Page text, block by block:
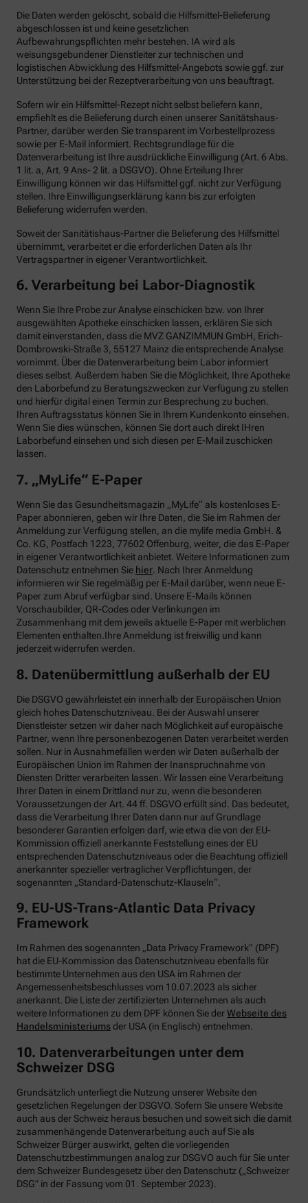
Die Daten werden gelöscht, sobald die Hilfsmittel-Belieferung
abgeschlossen ist und keine gesetzlichen
Aufbewahrungspflichten mehr bestehen. IA wird als
weisungsgebundener Dienstleiter zur technischen und
logistischen Abwicklung des Hilfsmittel-Angebots sowie ggf. zur
Unterstützung bei der Rezeptverarbeitung von uns beauftragt.
Sofern wir ein Hilfsmittel-Rezept nicht selbst beliefern kann,
empfiehlt es die Belieferung durch einen unserer Sanitätshaus-
Partner, darüber werden Sie transparent im Vorbestellprozess
sowie per E-Mail informiert. Rechtsgrundlage für die
Datenverarbeitung ist Ihre ausdrückliche Einwilligung (Art. 6 Abs.
1 lit. a, Art. 9 Ans- 2 lit. a DSGVO). Ohne Erteilung Ihrer
Einwilligung können wir das Hilfsmittel ggf. nicht zur Verfügung
stellen. Ihre Einwilligungserklärung kann bis zur erfolgten
Belieferung widerrufen werden.
Soweit der Sanitätishaus-Partner die Belieferung des Hilfsmittel
übernimmt, verarbeitet er die erforderlichen Daten als Ihr
Vertragspartner in eigener Verantwortlichkeit.
6. Verarbeitung bei Labor-Diagnostik
Wenn Sie Ihre Probe zur Analyse einschicken bzw. von Ihrer
ausgewählten Apotheke einschicken lassen, erklären Sie sich
damit einverstanden, dass die MVZ GANZIMMUN GmbH, Erich-
Dombrowski-Straße 3, 55127 Mainz die entsprechende Analyse
vornimmt. Über die Datenverarbeitung beim Labor informiert
dieses selbst. Außerdem haben Sie die Möglichkeit, Ihre Apotheke
den Laborbefund zu Beratungszwecken zur Verfügung zu stellen
und hierfür digital einen Termin zur Besprechung zu buchen.
Ihren Auftragsstatus können Sie in Ihrem Kundenkonto einsehen.
Wenn Sie dies wünschen, können Sie dort auch direkt IHren
Laborbefund einsehen und sich diesen per E-Mail zuschicken
lassen.
7. „MyLife“ E-Paper
Wenn Sie das Gesundheitsmagazin „MyLife“ als kostenloses E-
Paper abonnieren, geben wir Ihre Daten, die Sie im Rahmen der
Anmeldung zur Verfügung stellen, an die mylife media GmbH. &
Co. KG, Postfach 1223, 77602 Offenburg, weiter, die das E-Paper
in eigener Verantwortlichkeit anbietet. Weitere Informationen zum
Datenschutz entnehmen Sie hier . Nach Ihrer Anmeldung
informieren wir Sie regelmäßig per E-Mail darüber, wenn neue E-
Paper zum Abruf verfügbar sind. Unsere E-Mails können
Vorschaubilder, QR-Codes oder Verlinkungen im
Zusammenhang mit dem jeweils aktuelle E-Paper mit werblichen
Elementen enthalten.Ihre Anmeldung ist freiwillig und kann
jederzeit widerrufen werden.
8. Datenübermittlung außerhalb der EU
Die DSGVO gewährleistet ein innerhalb der Europäischen Union
gleich hohes Datenschutzniveau. Bei der Auswahl unserer
Dienstleister setzen wir daher nach Möglichkeit auf europäische
Partner, wenn Ihre personenbezogenen Daten verarbeitet werden
sollen. Nur in Ausnahmefällen werden wir Daten außerhalb der
Europäischen Union im Rahmen der Inanspruchnahme von
Diensten Dritter verarbeiten lassen. Wir lassen eine Verarbeitung
Ihrer Daten in einem Drittland nur zu, wenn die besonderen
Voraussetzungen der Art. 44 ff. DSGVO erfüllt sind. Das bedeutet,
dass die Verarbeitung Ihrer Daten dann nur auf Grundlage
besonderer Garantien erfolgen darf, wie etwa die von der EU-
Kommission offiziell anerkannte Feststellung eines der EU
entsprechenden Datenschutzniveaus oder die Beachtung offiziell
anerkannter spezieller vertraglicher Verpflichtungen, der
sogenannten „Standard-Datenschutz-Klauseln“.
9. EU-US-Trans-Atlantic Data Privacy
Framework
Im Rahmen des sogenannten „Data Privacy Framework” (DPF)
hat die EU-Kommission das Datenschutzniveau ebenfalls für
bestimmte Unternehmen aus den USA im Rahmen der
Angemessenheitsbeschlusses vom 10.07.2023 als sicher
anerkannt. Die Liste der zertifizierten Unternehmen als auch
weitere Informationen zu dem DPF können Sie derWebseite des
Handelsministeriumsder USA (in Englisch) entnehmen.
10. Datenverarbeitungen unter dem
Schweizer DSG
Grundsätzlich unterliegt die Nutzung unserer Website den
gesetzlichen Regelungen der DSGVO. Sofern Sie unsere Website
auch aus der Schweiz heraus besuchen und soweit sich die damit
zusammenhängende Datenverarbeitung auch auf Sie als
Schweizer Bürger auswirkt, gelten die vorliegenden
Datenschutzbestimmungen analog zur DSGVO auch für Sie unter
dem Schweizer Bundesgesetz über den Datenschutz („Schweizer
DSG" in der Fassung vom 01. September 2023).